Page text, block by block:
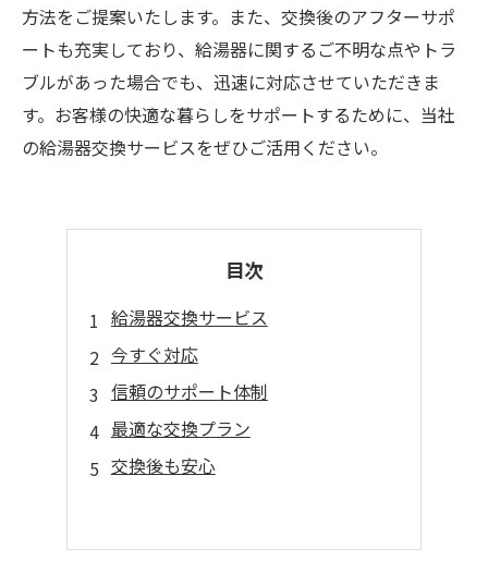
方法をご提案いたします。また、交換後のアフターサポ
ートも充実しており、給湯器に関するご不明な点やトラ
ブルがあった場合でも、迅速に対応させていただきま
す。お客様の快適な暮らしをサポートするために、当社
の給湯器交換サービスをぜひご活用ください。
目次
給湯器交換サービス
今すぐ対応
信頼のサポート体制
最適な交換プラン
交換後も安心